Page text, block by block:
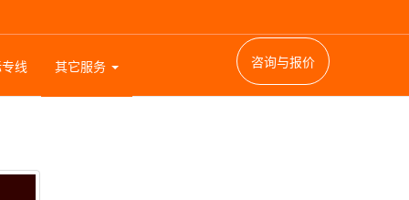
线 其它服务 咨询与报价